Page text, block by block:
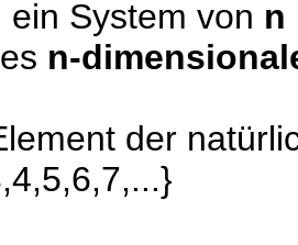
ein System von n
n-
der